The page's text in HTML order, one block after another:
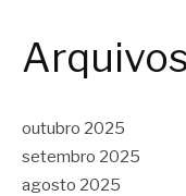
outubro 2025
setembro 2025
agosto 2025